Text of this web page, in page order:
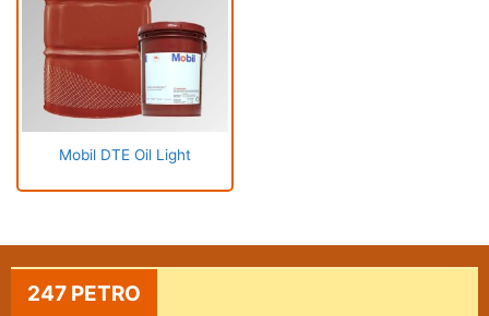
Mobil DTE Oil Light
247 PETRO